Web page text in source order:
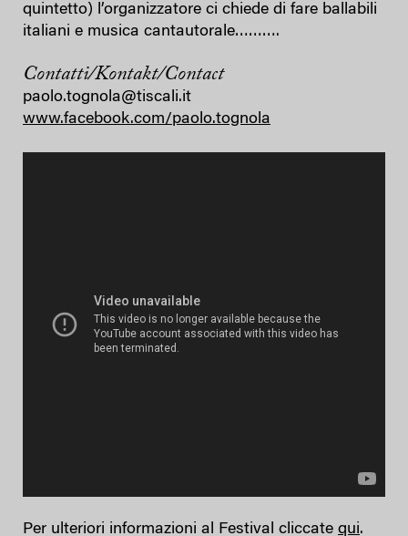
quintetto) l’organizzatore ci chiede di fare ballabili
italiani e musica cantautorale……….
Contatti/Kontakt/Contact
paolo.tognola@tiscali.it
www.facebook.com/paolo.tognola
Per ulteriori informazioni al Festival cliccate qui.